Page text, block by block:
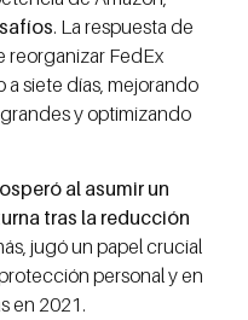
. La respuesta de
reorganizar FedEx
siete días, mejorando
y optimizando
al asumir un
tras la reducción
jugó un papel crucial
personal y en
en 2021.